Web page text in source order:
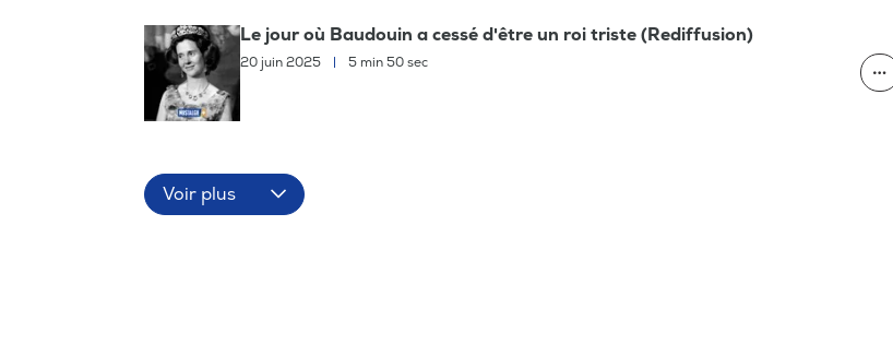
Le jour où Baudouin a cessé d'être un roi triste (Rediffusion)
20 juin 2025 | 5 min 50 sec
Voir plus